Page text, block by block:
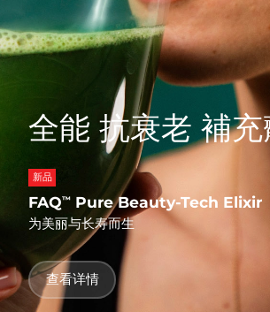
全能 抗衰老 補
新品
FAQ™ Pure Beauty-Tech Elixir
为美丽与长寿而生
查看详情
PEACH™ 2 go
Travel-friendly IPL hair
PEACH™ Cooling
Cooling IPL hair removal
Firming body serum
ESPADA™ 2
Acne treatment device
ESPADA™
Concentrated acne gel
ESPADA™ 设备
All acne treatment
IRIS™ 2
Rejuvenating eye
眼部护肤
Advanced eye care
眼部护理设备
All revitalizing eye
毛孔护理
KIWI™ derma
Diamond
KIWI™
Blackhead remover
KIWI™ 皮肤护理
Advanced pore care
护发
LUNA™ 4 hair
2-in-1 LED scalp
FLIP™ play
LED light hairbrush
LUNA™ Dual-
Serum
For healthy hair
牙齿美白
issa™ Teeth
Dual LED + sonic device
issa™ Teeth
18% PAP
更多的
护肤品
中国香港特别行政区 预
匈牙利
预
印度尼西亚
爱尔兰
马恩岛
以色列
意大利